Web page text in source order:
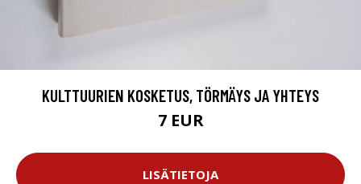
KULTTUURIEN KOSKETUS, TÖRMÄYS JA YHTEYS
7 EUR
LISÄTIETOJA